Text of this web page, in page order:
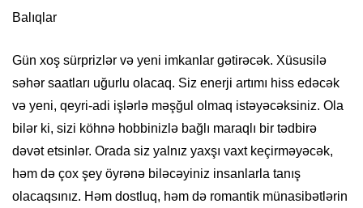
Balıqlar
Gün xoş sürprizlər və yeni imkanlar gətirəcək. Xüsusilə
səhər saatları uğurlu olacaq. Siz enerji artımı hiss edəcək
və yeni, qeyri-adi işlərlə məşğul olmaq istəyəcəksiniz. Ola
bilər ki, sizi köhnə hobbinizlə bağlı maraqlı bir tədbirə
dəvət etsinlər. Orada siz yalnız yaxşı vaxt keçirməyəcək,
həm də çox şey öyrənə biləcəyiniz insanlarla tanış
olacaqsınız. Həm dostluq, həm də romantik münasibətlərin